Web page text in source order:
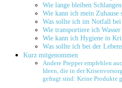
Wie lange bleiben
Wie kann ich ⁣mein‍ Zuhause
Was sollte ich ⁤im Notfall bei
Wie transportiere ich
Wie‍ kann ich Hygiene in
Was sollte ich bei der
Kurz mitgenommen
Andere Prepper empfehlen
Ideen, die in der
gefragt sind: Keine Produkte